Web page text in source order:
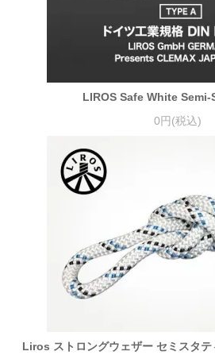
LIROS Safe White
0円(税込)
Liros ストロングウェザー セミスタテ